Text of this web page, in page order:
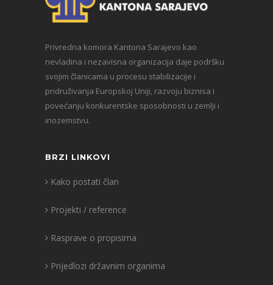
Privredna komora Kantona Sarajevo kao
nevladina i nezavisna organizacija daje podršku
svojim članicama u procesu stabilizacije i
pridruživanja Europskoj Uniji, razvoju biznisa i
povećanju konkurentske sposobnosti u zemlji i
inozemstvu.
BRZI LINKOVI
Kako postati član
Projekti / reference
Rasprave o propisima
Prijedlozi državnim organima